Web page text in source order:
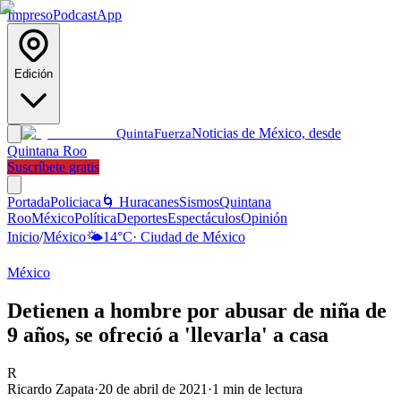
ImpresoPodcastApp
Edición
QuintaFuerzaNoticias de México, desde
Quintana Roo
Suscríbete gratis
PortadaPoliciaca 🌀 HuracanesSismosQuintana
RooMéxicoPolíticaDeportesEspectáculosOpinión
Inicio/México🌤️14°C· Ciudad de México
México
Detienen a hombre por abusar de niña de
9 años, se ofreció a 'llevarla' a casa
R
Ricardo Zapata·20 de abril de 2021 ·1 min de lectura